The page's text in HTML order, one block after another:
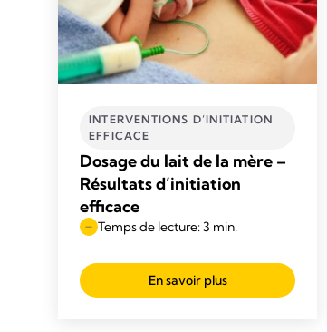
INTERVENTIONS D’INITIATION
EFFICACE
Dosage du lait de la mère –
Résultats d’initiation
efficace
Temps de lecture: 3 min.
En savoir plus